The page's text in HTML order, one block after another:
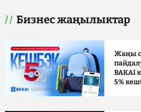
Бизнес жаңылыктар
Жаңы
BAKAI
5%